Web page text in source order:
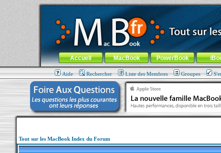
MacBook-fr.com : 100% Apple... 100% nomade !
Aller au contenu-Aller au menu général-Aller au menu de
Menu général
Accueil MacBook PowerBook
Aide Rechercher Liste des Membres Groupes
Tout sur les MacBook Index du Forum